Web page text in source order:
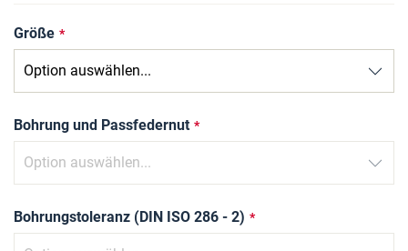
Größe
Bohrung und Passfedernut
Bohrungstoleranz (DIN ISO 286 - 2)